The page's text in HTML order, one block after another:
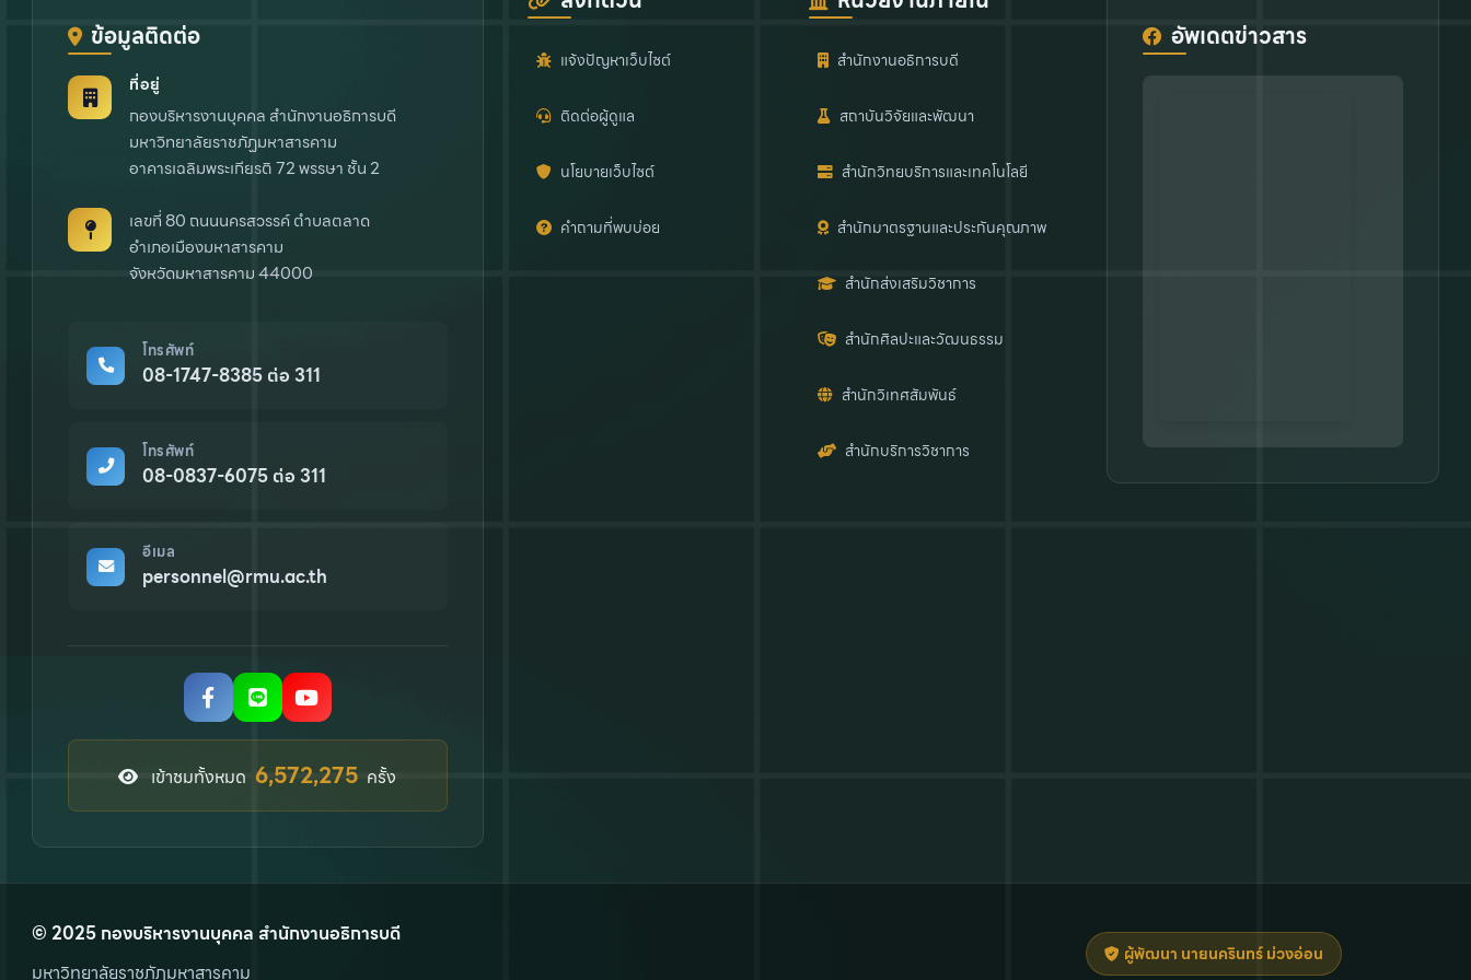
ข้อมูลติดต่อ
ที่อยู่
กองบริหารงานบุคคล สำนักงานอธิการบดี
มหาวิทยาลัยราชภัฏมหาสารคาม
อาคารเฉลิมพระเกียรติ 72 พรรษา ชั้น 2
เลขที่ 80 ถนนนครสวรรค์ ตำบลตลาด
อำเภอเมืองมหาสารคาม
จังหวัดมหาสารคาม 44000
โทรศัพท์
08-1747-8385 ต่อ 311
โทรศัพท์
08-0837-6075 ต่อ 311
อีเมล
personnel@rmu.ac.th
เข้าชมทั้งหมด 8,276,199 ครั้ง
แจ้งปัญหาเว็บไซต์
ติดต่อผู้ดูแล
นโยบายเว็บไซต์
คำถามที่พบบ่อย
สำนักงานอธิการบดี
สถาบันวิจัยและพัฒนา
สำนักวิทยบริการและเทคโนโลยี
สำนักมาตรฐานและประกันคุณภาพ
สำนักส่งเสริมวิชาการ
สำนักศิลปะและวัฒนธรรม
สำนักวิเทศสัมพันธ์
สำนักบริการวิชาการ
อัพเดตข่าวสาร
© 2025 กองบริหารงานบุคคล สำนักงานอธิการบดี
มหาวิทยาลัยราชภัฏมหาสารคาม
ผู้พัฒนา นายนครินทร์ ม่วงอ่อน